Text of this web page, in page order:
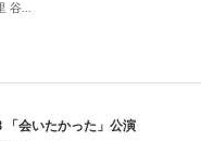
谷...
「会いたかった」公演